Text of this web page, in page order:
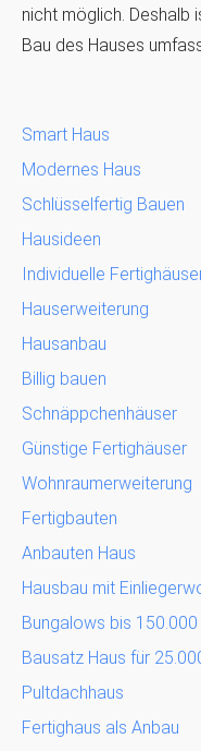
nicht möglich. Deshalb
Bau des Hauses
Smart Haus
Modernes Haus
Schlüsselfertig Bauen
Hausideen
Individuelle
Hauserweiterung
Hausanbau
Billig bauen
Schnäppchenhäuser
Günstige Fertighäuser
Wohnraumerweiterung
Fertigbauten
Anbauten Haus
Hausbau mit
Bungalows bis 150.000
Bausatz Haus für
Pultdachhaus
Fertighaus als Anbau